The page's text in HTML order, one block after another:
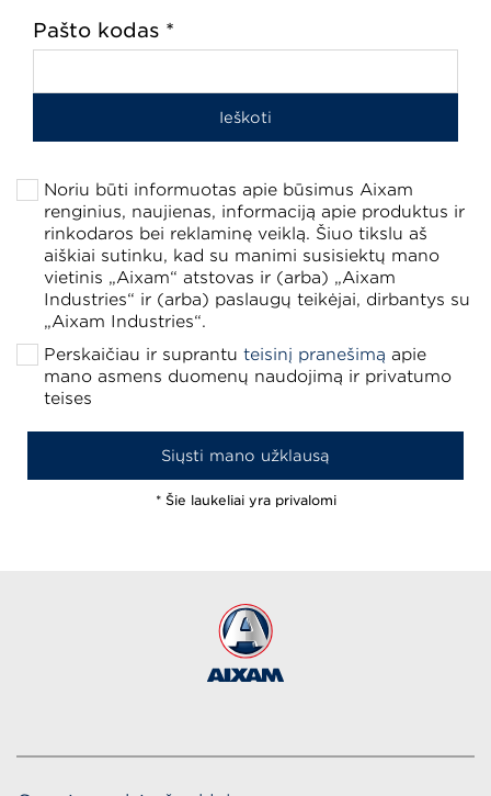
Pašto kodas *
Noriu būti informuotas apie būsimus Aixam
renginius, naujienas, informaciją apie produktus ir
rinkodaros bei reklaminę veiklą. Šiuo tikslu aš
aiškiai sutinku, kad su manimi susisiektų mano
vietinis „Aixam“ atstovas ir (arba) „Aixam
Industries“ ir (arba) paslaugų teikėjai, dirbantys su
„Aixam Industries“.
Perskaičiau ir suprantu teisinį pranešimą apie
mano asmens duomenų naudojimą ir privatumo
teises
* Šie laukeliai yra privalomi